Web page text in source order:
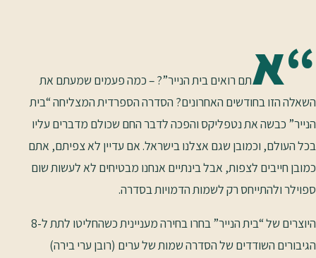
“אתם רואים בית הנייר”? – כמה פעמים שמעתם את
השאלה הזו בחודשים האחרונים? הסדרה הספרדית המצליחה “בית
הנייר” כבשה את נטפליקס והפכה לדבר החם שכולם מדברים עליו
בכל העולם, וכמובן שגם אצלנו בישראל. אם עדיין לא צפיתם, אתם
כמובן חייבים לצפות, אבל בינתיים אנחנו מבטיחים לא לעשות שום
ספוילר ולהתייחס רק לשמות הדמויות בסדרה.
היוצרים של “בית הנייר” בחרו בחירה מעניינית כשהחליטו לתת ל-8
הגיבורים השודדים של הסדרה שמות של ערים (רובן ערי בירה)